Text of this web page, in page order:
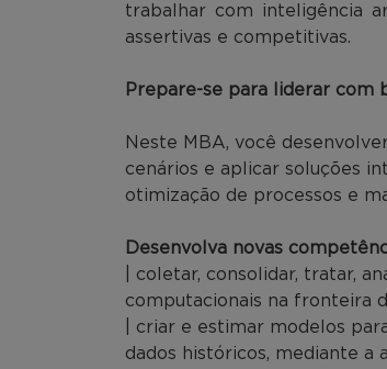
trabalhar com inteligência
assertivas e competitivas.
Prepare-se para liderar com
Neste MBA, você
cenários e aplicar soluções
otimização de processos e
Desenvolva novas
| coletar, consolidar, tratar,
computacionais na fronteira
| criar e estimar modelos
dados históricos, mediante